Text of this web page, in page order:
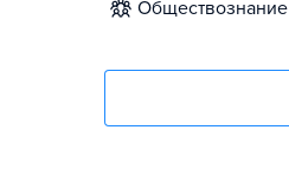
обществознание